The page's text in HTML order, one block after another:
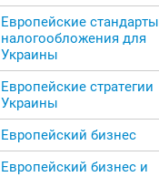
Европейские стандарты
налогообложения для
Украины
Европейские стратегии
Украины
Европейский бизнес
Европейский бизнес и